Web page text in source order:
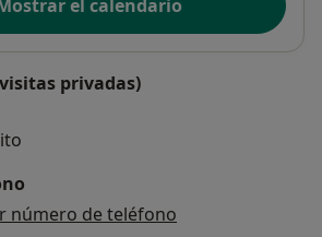
el calendario
privadas)
número de teléfono